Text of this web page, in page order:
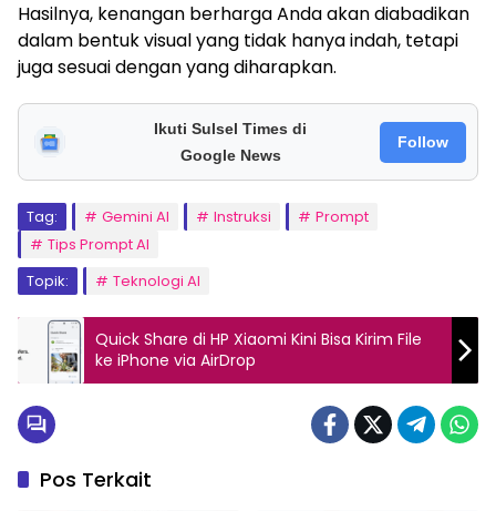
Hasilnya, kenangan berharga Anda akan diabadikan
dalam bentuk visual yang tidak hanya indah, tetapi
juga sesuai dengan yang diharapkan.
Ikuti Sulsel Times di
Google News
Follow
Tag: Gemini AI Instruksi
Prompt
Tips Prompt AI
Topik:
Teknologi AI
Quick Share di HP Xiaomi Kini Bisa Kirim File
ke iPhone via AirDrop
Pos Terkait